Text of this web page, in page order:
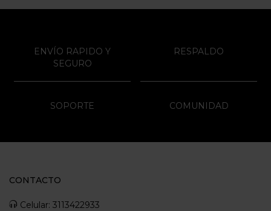
ENVÍO RAPIDO Y
SEGURO
RESPALDO
SOPORTE COMUNIDAD
CONTACTO
Celular: 3113422933